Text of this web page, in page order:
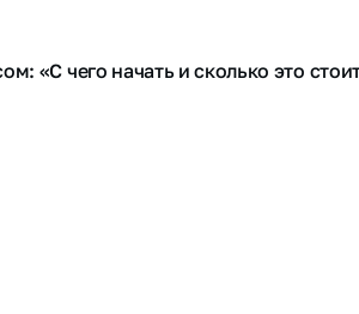
«С чего начать и сколько это